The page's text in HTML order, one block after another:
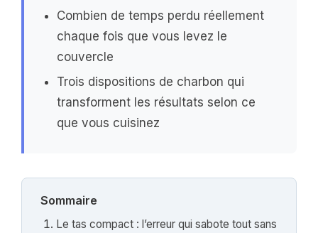
Combien de temps perdu réellement
chaque fois que vous levez le
couvercle
Trois dispositions de charbon qui
transforment les résultats selon ce
que vous cuisinez
Sommaire
Le tas compact : l’erreur qui sabote tout sans